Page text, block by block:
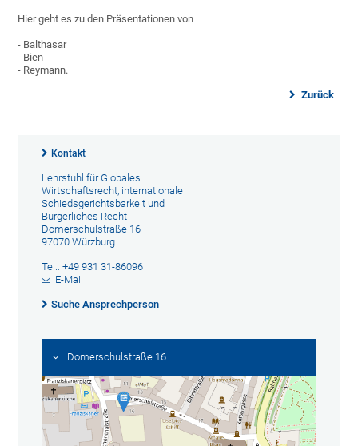
Hier geht es zu den Präsentationen von
- Balthasar
- Bien
- Reymann.
Zurück
Kontakt
Lehrstuhl für Globales
Wirtschaftsrecht, internationale
Schiedsgerichtsbarkeit und
Bürgerliches Recht
Domerschulstraße 16
97070 Würzburg
Tel.: +49 931 31-86096
E-Mail
Suche Ansprechperson
Domerschulstraße 16